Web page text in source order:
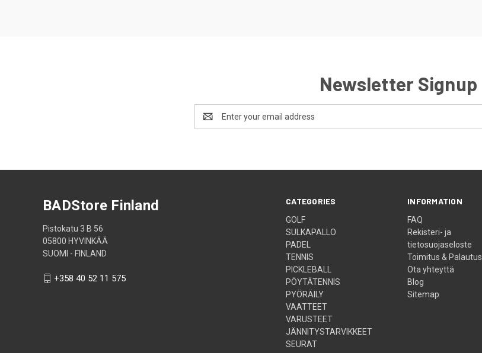
Newsletter Signup
Address
CATEGORIES
GOLF
SULKAPALLO
PADEL
TENNIS
PICKLEBALL
PÖYTÄTENNIS
PYÖRÄILY
VAATTEET
VARUSTEET
JÄNNITYSTARVIKKEET
SEURAT
INFORMATION
FAQ
Rekisteri- ja
tietosuojaseloste
Toimitus & Palautus
Ota yhteyttä
Blog
Sitemap
BADStore Finland
Pistokatu 3 B 56
05800 HYVINKÄÄ
SUOMI - FINLAND
+358 40 52 11 575